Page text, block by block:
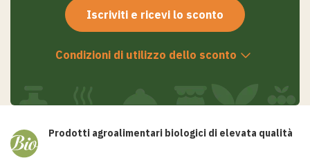
Iscriviti e ricevi lo sconto
Condizioni di utilizzo dello sconto
Prodotti agroalimentari biologici di elevata qualità